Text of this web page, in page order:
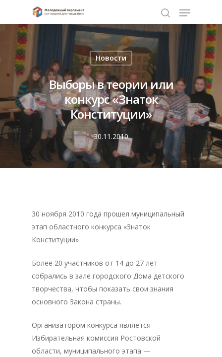
Нажмите Enter для поиска или ESC чтобы
закрыть
Новости
Выборы в теории или
конкурс «Знаток
Конституции»
30.11.2010
30 ноября 2010 года прошел муниципальный
этап областного конкурса «Знаток
Конституции»
Более 20 участников от 14 до 27 лет
собрались в зале городского Дома детского
творчества, чтобы показать свои знания
основного Закона страны.
Организатором конкурса является
Избирательная комиссия Ростовской
области, муниципального этапа —